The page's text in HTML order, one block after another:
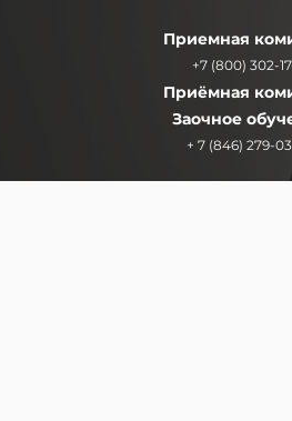
Приемная
+7 (800) 302-
Приёмная
Заочное
+ 7 (846) 279-